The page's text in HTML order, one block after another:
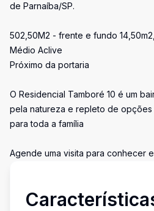
de Parnaíba/SP.
502,50M2 - frente e fundo
Médio Aclive
Próximo da portaria
O Residencial Tamboré 10 é um
pela natureza e repleto de
para toda a família
Agende uma visita para conhecer